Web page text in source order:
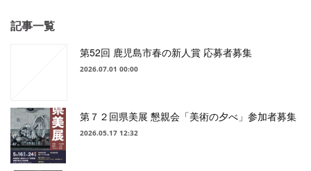
記事一覧
第52回 鹿児島市春の新人賞 応募者募集
2026.07.01 00:00
第７２回県美展 懇親会「美術の夕べ」参加者募集
2026.05.17 12:32